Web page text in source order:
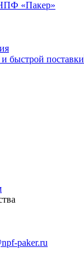
быстрой поставки
paker.ru